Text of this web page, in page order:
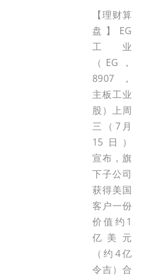
【理财算
盘】EG
工业
（EG，
8907，
主板工业
股）上周
三（7月
15日）
宣布，旗
下子公司
获得美国
客户一份
价值约1
亿美元
（约4亿
令吉）合